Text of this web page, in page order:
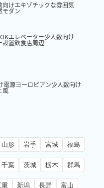
向けエキゾチックな雰囲気
モダン
エレベーター少人数向け
設置飲食店周辺
電源ヨーロピアン少人数向け
風
山形 岩手 宮城 福島
千葉 茨城 栃木 群馬
重 新潟 長野
富山